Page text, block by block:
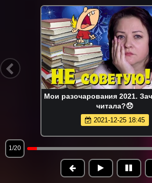
Мои разочарования 2021.
читала?😞
2021-12-25 18:45
1/20